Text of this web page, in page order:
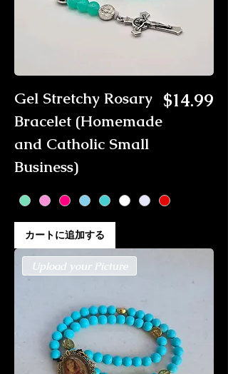
Gel Stretchy Rosary
Bracelet (Homemade
and Catholic Small
Business)
価格
$14.99
カートに追加する
Upload your Picture